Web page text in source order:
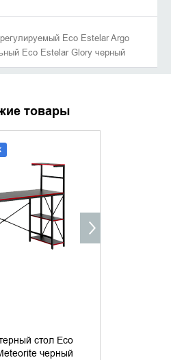
Eco Estelar Argo
Eco Estelar Glory черный
товары
стол Eco
черный
В КОРЗИНУ
В 1 КЛИК